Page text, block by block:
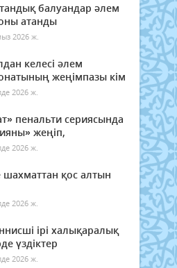
балуандар әлем
атанды
2026 ж.
келесі әлем
жеңімпазы кім
2026 ж.
пенальти сериясында
жеңіп,
2026 ж.
шахматтан қос алтын
2026 ж.
ірі халықаралық
үздіктер
2026 ж.